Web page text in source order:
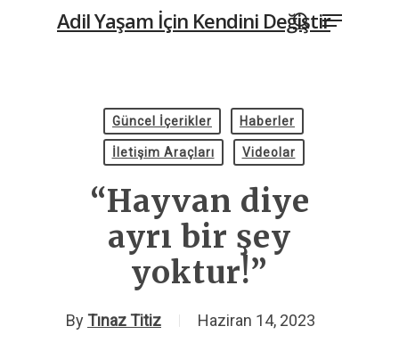
Adil Yaşam İçin Kendini DeğiştirMenu
Güncel İçerikler Haberler
İletişim Araçları Videolar
“Hayvan diye
ayrı bir şey
yoktur!”
By Tınaz Titiz Haziran 14, 2023